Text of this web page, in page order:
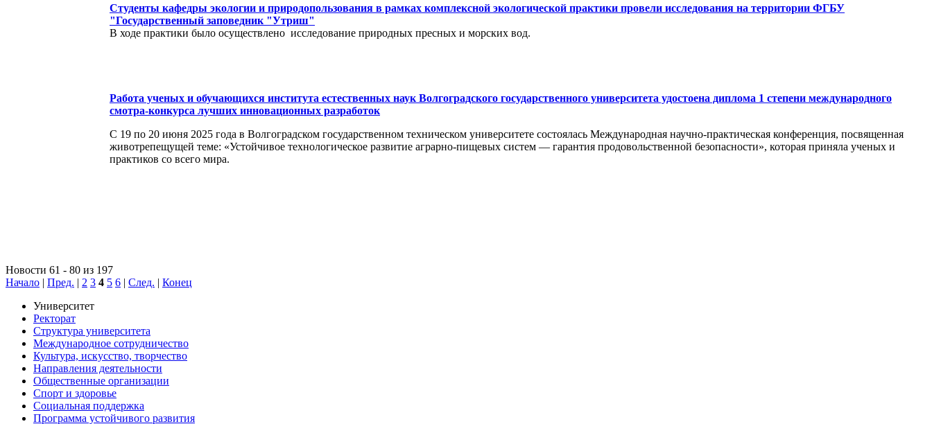
Студенты кафедры экологии и природопользования в рамках комплексной экологической практики провели исследования на территории ФГБУ
"Государственный заповедник "Утриш"
В ходе практики было осуществлено исследование природных пресных и морских вод.
Работа ученых и обучающихся института естественных наук Волгоградского государственного университета удостоена диплома 1 степени международного
смотра-конкурса лучших инновационных разработок
С 19 по 20 июня 2025 года в Волгоградском государственном техническом университете состоялась Международная научно-практическая конференция, посвященная
животрепещущей теме: «Устойчивое технологическое развитие аграрно-пищевых систем — гарантия продовольственной безопасности», которая приняла ученых и
практиков со всего мира.
Новости 61 - 80 из 197
Начало | Пред. | 2 3 4 5 6 | След. | Конец
Университет
Ректорат
Структура университета
Международное сотрудничество
Культура, искусство, творчество
Направления деятельности
Общественные организации
Спорт и здоровье
Социальная поддержка
Программа устойчивого развития